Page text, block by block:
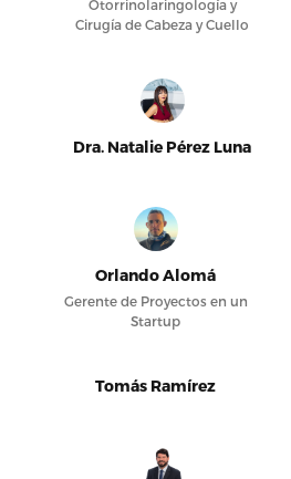
Otorrinolaringología y
Cirugía de Cabeza y Cuello
Dra. Natalie Pérez Luna
Orlando Alomá
Gerente de Proyectos en un
Startup
Tomás Ramírez